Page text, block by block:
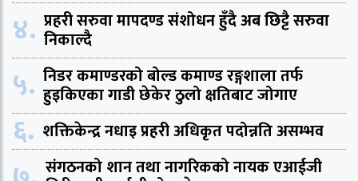
४. प्रहरी सरुवा मापदण्ड संशोधन हुँदै अब छिट्टै सरुवा
निकाल्दै
५. निडर कमाण्डरको बोल्ड कमाण्ड रङ्गशाला तर्फ
हुइकिएका गाडी छेकेर ठुलो क्षतिबाट जोगाए
६. शक्तिकेन्द्र नधाइ प्रहरी अधिकृत पदोन्नति असम्भव
संगठनको शान तथा नागरिकको नायक एआईजी